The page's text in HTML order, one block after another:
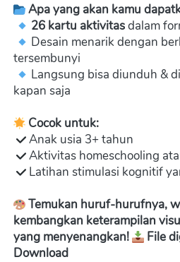
Apa yang akan kamu
26 kartu aktivitas dalam
Desain menarik dengan
tersembunyi
Langsung bisa diunduh &
kapan saja
Cocok untuk:
Anak usia 3+ tahun
Aktivitas homeschooling
Latihan stimulasi kognitif
Temukan huruf-hurufnya,
kembangkan keterampilan
yang menyenangkan!
File
Download